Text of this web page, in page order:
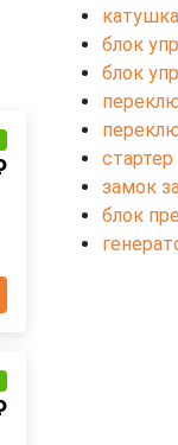
блок
блок
стартер
замок
блок